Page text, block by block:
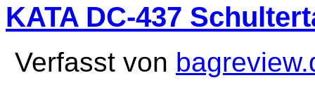
KATA DC-437
Verfasst von